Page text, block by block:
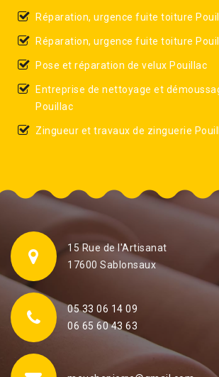
Réparation, urgence fuite toiture
Réparation, urgence fuite toiture
Pose et réparation de velux Pouillac
Entreprise de nettoyage et
Pouillac
Zingueur et travaux de zinguerie
15 Rue de l'Artisanat
17600 Sablonsaux
05 33 06 14 09
06 65 60 43 63